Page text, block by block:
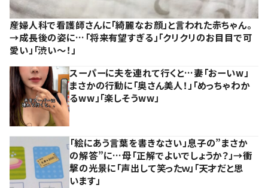
産婦人科で看護師さんに「綺麗なお顔」と言われた赤ちゃん。
→成長後の姿に…「将来有望すぎる」「クリクリのお目目で可
愛い」「渋い～！」
スーパーに夫を連れて行くと…妻「おーいw」
まさかの行動に「奥さん美人！」「めっちゃわか
るww」「楽しそうww」
「絵にあう言葉を書きなさい」息子の”まさか
の解答”に…母「正解でよいでしょうか？」→衝
撃の光景に「声出して笑ったｗ」「天才だと思
います」